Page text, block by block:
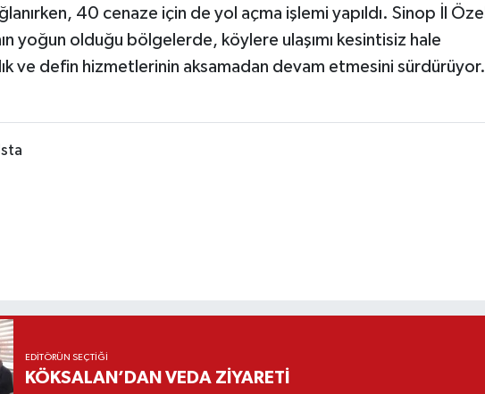
40 cenaze için de yol açma işlemi yapıldı. Sinop İl Özel
yoğun olduğu bölgelerde, köylere ulaşımı kesintisiz hale
ve defin hizmetlerinin aksamadan devam etmesini sürdürüyor.
EDITÖRÜN SEÇTIĞI
KÖKSALAN’DAN VEDA ZİYARETİ